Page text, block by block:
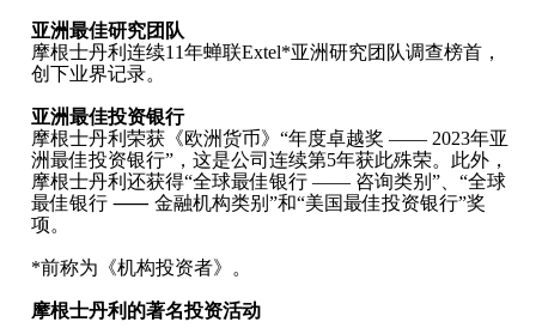
亚洲最佳研究团队
摩根士丹利连续11年蝉联Extel*亚洲研究团队调查榜首，
创下业界记录。
亚洲最佳投资银行
摩根士丹利荣获《欧洲货币》“年度卓越奖 —— 2023年亚
洲最佳投资银行”，这是公司连续第5年获此殊荣。此外，
摩根士丹利还获得“全球最佳银行 ―― 咨询类别”、“全球
最佳银行 ⸺ 金融机构类别”和“美国最佳投资银行”奖
项。
*前称为《机构投资者》。
摩根士丹利的著名投资活动